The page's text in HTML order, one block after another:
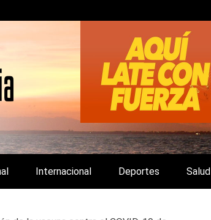
GENERAL.
Internacional Deportes Salud